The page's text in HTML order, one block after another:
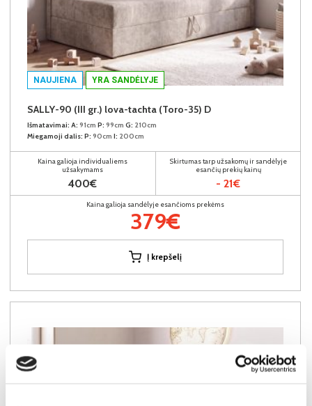
NAUJIENA YRA SANDĖLYJE
SALLY-90 (III gr.) lova-tachta (Toro-35) D
Išmatavimai: A: 91cm P: 99cm G: 210cm
Miegamoji dalis: P: 90cm I: 200cm
Kaina galioja individualiems
užsakymams
400€
Skirtumas tarp užsakomų ir sandėlyje
esančių prekių kainų
- 21€
Kaina galioja sandėlyje esančioms prekėms
379€
Į krepšelį